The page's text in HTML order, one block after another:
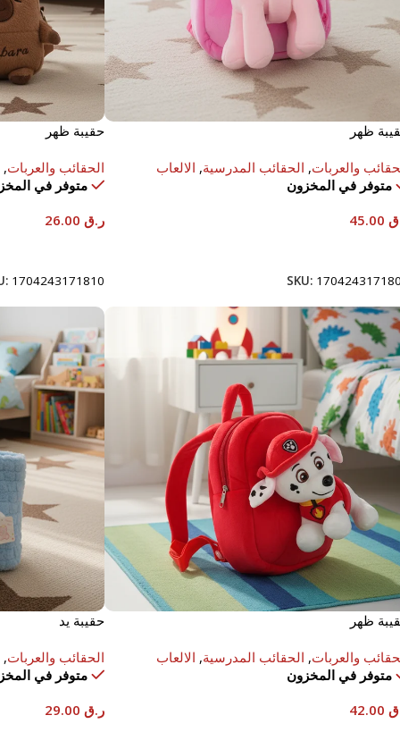
ظهر
والعربات, الحقائب المدرسية, الالعاب
متوفر في المخزون
SKU:
حقيبة ظهر
الحقائب والعربات,
متوفر في
ر.ق
1704243171810
ظهر
والعربات, الحقائب المدرسية, الالعاب
متوفر في المخزون
حقيبة يد
الحقائب والعربات,
متوفر في
ر.ق